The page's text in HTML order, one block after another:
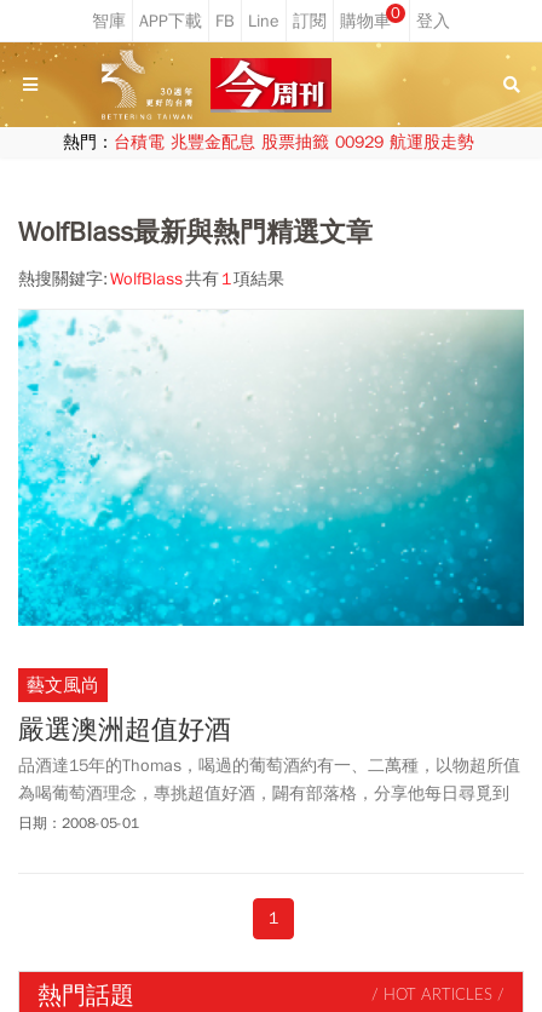
0
熱門： 台積電 兆豐金配息 股票抽籤 00929 航運股走勢
WolfBlass最新與熱門精選文章
熱搜關鍵字:WolfBlass共有1項結果
藝文風尚
嚴選澳洲超值好酒
品酒達15年的Thomas，喝過的葡萄酒約有一、二萬種，以物超所值
為喝葡萄酒理念，專挑超值好酒，闢有部落格，分享他每日尋覓到
的超值葡萄酒。
日期：2008-05-01
1
熱門話題 / HOT ARTICLES /